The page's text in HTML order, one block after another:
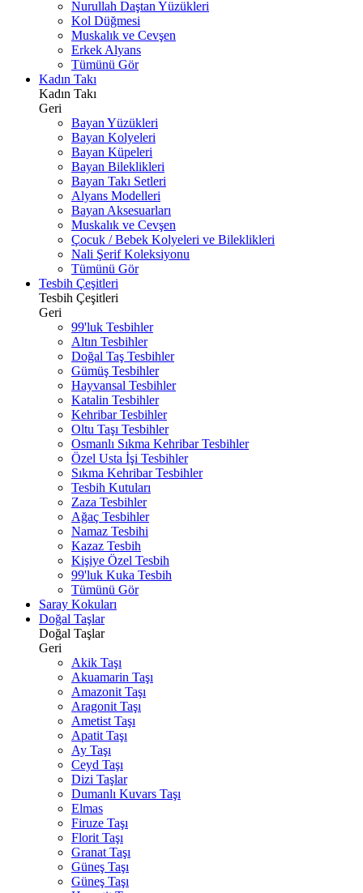
Nurullah Daştan Yüzükleri
Kol Düğmesi
Muskalık ve Cevşen
Erkek Alyans
Tümünü Gör
Kadın Takı
Kadın Takı
Geri
Bayan Yüzükleri
Bayan Kolyeleri
Bayan Küpeleri
Bayan Bileklikleri
Bayan Takı Setleri
Alyans Modelleri
Bayan Aksesuarları
Muskalık ve Cevşen
Çocuk / Bebek Kolyeleri ve Bileklikleri
Nali Şerif Koleksiyonu
Tümünü Gör
Tesbih Çeşitleri
Tesbih Çeşitleri
Geri
99'luk Tesbihler
Altın Tesbihler
Doğal Taş Tesbihler
Gümüş Tesbihler
Hayvansal Tesbihler
Katalin Tesbihler
Kehribar Tesbihler
Oltu Taşı Tesbihler
Osmanlı Sıkma Kehribar Tesbihler
Özel Usta İşi Tesbihler
Sıkma Kehribar Tesbihler
Tesbih Kutuları
Zaza Tesbihler
Ağaç Tesbihler
Namaz Tesbihi
Kazaz Tesbih
Kişiye Özel Tesbih
99'luk Kuka Tesbih
Tümünü Gör
Saray Kokuları
Doğal Taşlar
Doğal Taşlar
Geri
Akik Taşı
Akuamarin Taşı
Amazonit Taşı
Aragonit Taşı
Ametist Taşı
Apatit Taşı
Ay Taşı
Ceyd Taşı
Dizi Taşlar
Dumanlı Kuvars Taşı
Elmas
Firuze Taşı
Florit Taşı
Granat Taşı
Güneş Taşı
Güneş Taşı